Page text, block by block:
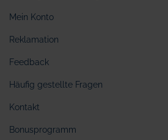
Mein Konto
Reklamation
Feedback
Häufig gestellte Fragen
Kontakt
Bonusprogramm